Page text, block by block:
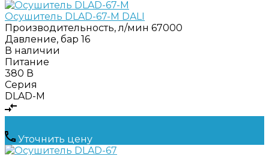
Осушитель DLAD-67-M DALI
Производительность, л/мин 67000
Давление, бар 16
В наличии
Питание
380 В
Серия
DLAD-M
Уточнить цену